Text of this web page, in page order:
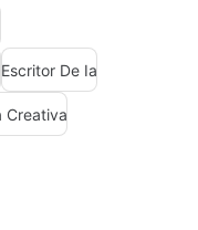
Escritor De Ia
Creativa